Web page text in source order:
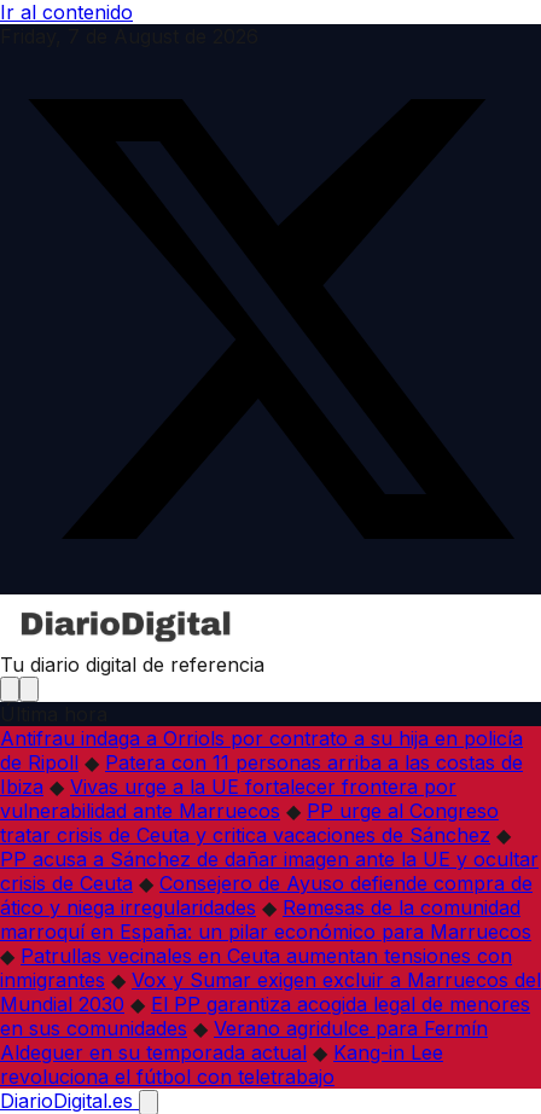
Ir al contenido
Tu diario digital de referencia
Antifrau indaga a Orriols por contrato a su hija en policía
de Ripoll ◆ Patera con 11 personas arriba a las costas de
Ibiza ◆ Vivas urge a la UE fortalecer frontera por
vulnerabilidad ante Marruecos ◆ PP urge al Congreso
tratar crisis de Ceuta y critica vacaciones de Sánchez ◆
PP acusa a Sánchez de dañar imagen ante la UE y ocultar
crisis de Ceuta ◆ Consejero de Ayuso defiende compra de
ático y niega irregularidades ◆ Remesas de la comunidad
marroquí en España: un pilar económico para Marruecos
◆ Patrullas vecinales en Ceuta aumentan tensiones con
inmigrantes ◆ Vox y Sumar exigen excluir a Marruecos del
Mundial 2030 ◆ El PP garantiza acogida legal de menores
en sus comunidades ◆ Verano agridulce para Fermín
Aldeguer en su temporada actual ◆ Kang-in Lee
revoluciona el fútbol con teletrabajo
DiarioDigital.es